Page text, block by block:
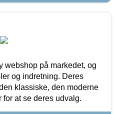
webshop på markedet, og
og indretning. Deres
klassiske, den moderne
at se deres udvalg.